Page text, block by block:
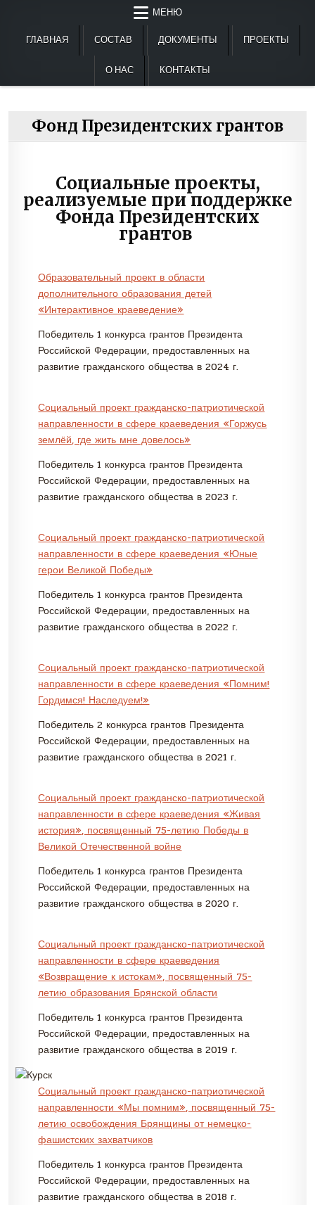
содержимому
МЕНЮ
ГЛАВНАЯ СОСТАВ ДОКУМЕНТЫ ПРОЕКТЫ
О НАС КОНТАКТЫ
Фонд Президентских грантов
Социальные проекты,
реализуемые при поддержке
Фонда Президентских
грантов
Образовательный проект в области
дополнительного образования детей
«Интерактивное краеведение»
Победитель 1 конкурса грантов Президента
Российской Федерации, предоставленных на
развитие гражданского общества в 2024 г.
Социальный проект гражданско-патриотической
направленности в сфере краеведения «Горжусь
землёй, где жить мне довелось»
Победитель 1 конкурса грантов Президента
Российской Федерации, предоставленных на
развитие гражданского общества в 2023 г.
Социальный проект гражданско-патриотической
направленности в сфере краеведения «Юные
герои Великой Победы»
Победитель 1 конкурса грантов Президента
Российской Федерации, предоставленных на
развитие гражданского общества в 2022 г.
Социальный проект гражданско-патриотической
направленности в сфере краеведения «Помним!
Гордимся! Наследуем!»
Победитель 2 конкурса грантов Президента
Российской Федерации, предоставленных на
развитие гражданского общества в 2021 г.
Социальный проект гражданско-патриотической
направленности в сфере краеведения «Живая
история», посвященный 75-летию Победы в
Великой Отечественной войне
Победитель 1 конкурса грантов Президента
Российской Федерации, предоставленных на
развитие гражданского общества в 2020 г.
Социальный проект гражданско-патриотической
направленности в сфере краеведения
«Возвращение к истокам», посвященный 75-
летию образования Брянской области
Победитель 1 конкурса грантов Президента
Российской Федерации, предоставленных на
развитие гражданского общества в 2019 г.
Социальный проект гражданско-патриотической
направленности «Мы помним», посвященный 75-
летию освобождения Брянщины от немецко-
фашистских захватчиков
Победитель 1 конкурса грантов Президента
Российской Федерации, предоставленных на
развитие гражданского общества в 2018 г.